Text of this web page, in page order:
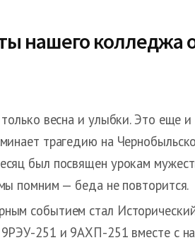
нашего колледжа
весна и улыбки. Это еще
трагедию на
был посвящен урокам
помним — беда не повторится.
событием стал
9РЭУ-251 и 9АХП-251 вместе с